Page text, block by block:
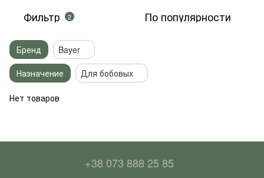
Фильтр 2 По популярности
Бренд
Bayer
Назначение
Для бобовых
Нет товаров
+38 073 888 25 85